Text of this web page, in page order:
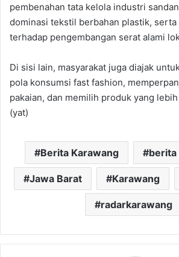
pembenahan tata kelola industri
dominasi tekstil berbahan plastik, serta
terhadap pengembangan serat alami
Di sisi lain, masyarakat juga diajak
pola konsumsi fast fashion,
pakaian, dan memilih produk yang
(yat)
Berita Karawang berita
Jawa Barat Karawang
radarkarawang